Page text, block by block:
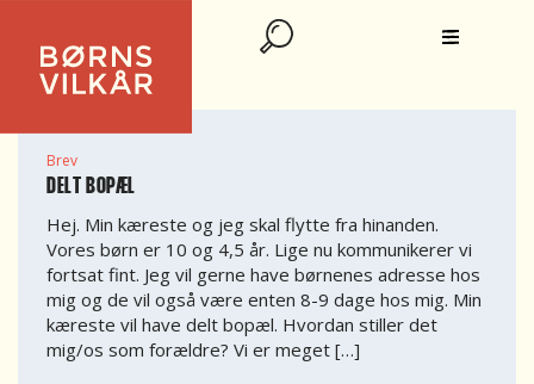
ANDET
Brev
DELT BOPÆL
Hej. Min kæreste og jeg skal flytte fra hinanden.
Vores børn er 10 og 4,5 år. Lige nu kommunikerer vi
fortsat fint. Jeg vil gerne have børnenes adresse hos
mig og de vil også være enten 8-9 dage hos mig. Min
kæreste vil have delt bopæl. Hvordan stiller det
mig/os som forældre? Vi er meget […]